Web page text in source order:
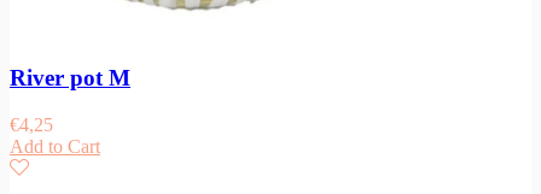
River pot M
€4,25
Add to Cart